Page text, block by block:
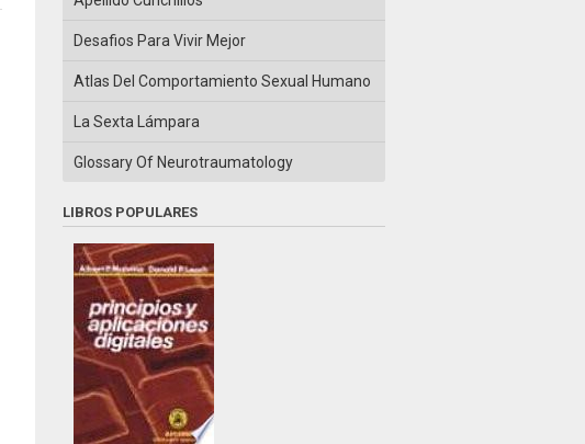
Desafios Para Vivir Mejor
Atlas Del Comportamiento Sexual Humano
La Sexta Lámpara
Glossary Of Neurotraumatology
LIBROS POPULARES